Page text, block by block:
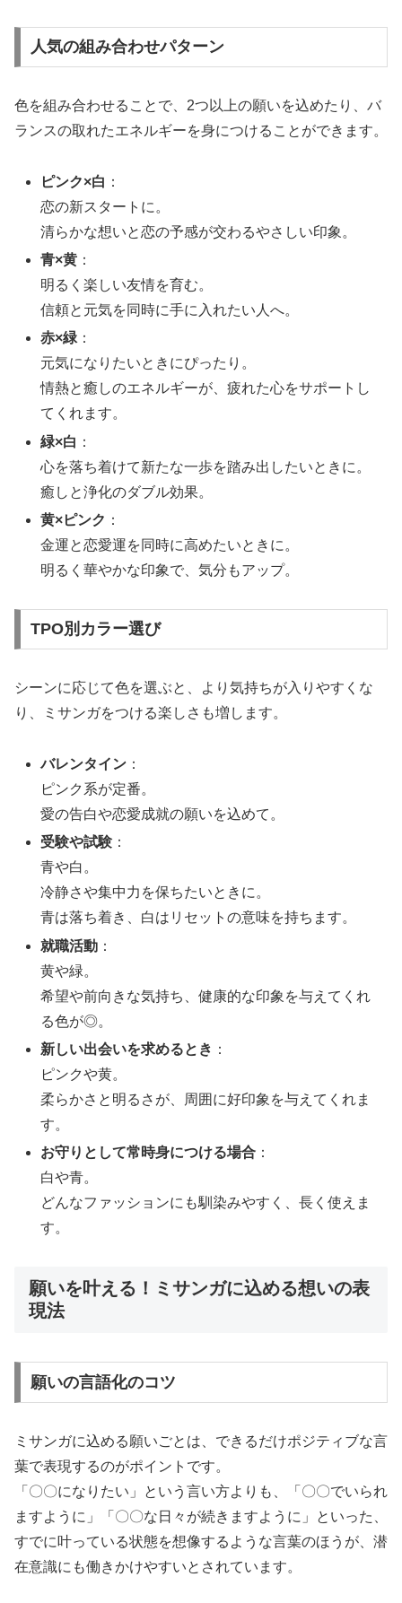
人気の組み合わせパターン
色を組み合わせることで、2つ以上の願いを込めたり、バ
ランスの取れたエネルギーを身につけることができます。
ピンク×白 ：
恋の新スタートに。
清らかな想いと恋の予感が交わるやさしい印象。
青×黄 ：
明るく楽しい友情を育む。
信頼と元気を同時に手に入れたい人へ。
赤×緑：
元気になりたいときにぴったり。
情熱と癒しのエネルギーが、疲れた心をサポートし
てくれます。
緑×白 ：
心を落ち着けて新たな一歩を踏み出したいときに。
癒しと浄化のダブル効果。
黄×ピンク ：
金運と恋愛運を同時に高めたいときに。
明るく華やかな印象で、気分もアップ。
TPO別カラー選び
シーンに応じて色を選ぶと、より気持ちが入りやすくな
り、ミサンガをつける楽しさも増します。
バレンタイン ：
ピンク系が定番。
愛の告白や恋愛成就の願いを込めて。
受験や試験 ：
青や白。
冷静さや集中力を保ちたいときに。
青は落ち着き、白はリセットの意味を持ちます。
就職活動 ：
黄や緑。
希望や前向きな気持ち、健康的な印象を与えてくれ
る色が◎。
新しい出会いを求めるとき ：
ピンクや黄。
柔らかさと明るさが、周囲に好印象を与えてくれま
す。
お守りとして常時身につける場合 ：
白や青。
どんなファッションにも馴染みやすく、長く使えま
す。
願いを叶える！ミサンガに込める想いの表
現法
願いの言語化のコツ
ミサンガに込める願いごとは、できるだけポジティブな言
葉で表現するのがポイントです。
「〇〇になりたい」という言い方よりも、「〇〇でいられ
ますように」「〇〇な日々が続きますように」といった、
すでに叶っている状態を想像するような言葉のほうが、潜
在意識にも働きかけやすいとされています。